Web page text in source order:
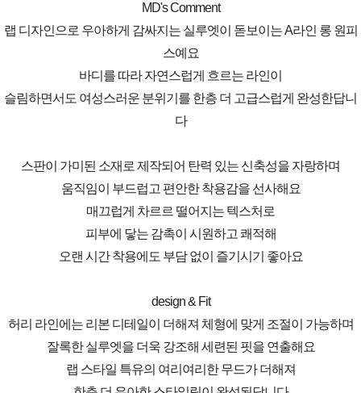
MD's Comment
랩 디자인으로 우아하게 감싸지는 실루엣이 돋보이는 A라인 롱 원피
스예요
바디를 따라 자연스럽게 흐르는 라인이
슬림하면서도 여성스러운 분위기를 한층 더 고급스럽게 완성한답니
다
스판이 가미된 소재로 제작되어 탄력 있는 신축성을 자랑하며
움직임이 부드럽고 편안한 착용감을 선사해요
매끄럽게 차르르 떨어지는 텍스처로
피부에 닿는 감촉이 시원하고 쾌적해
오랜 시간 착용에도 부담 없이 즐기시기 좋아요
design & Fit
허리 라인에는 리본 디테일이 더해져 체형에 맞게 조절이 가능하며
잘록한 실루엣을 더욱 강조해 세련된 핏을 연출해요
랩 스타일 특유의 여리여리한 무드가 더해져